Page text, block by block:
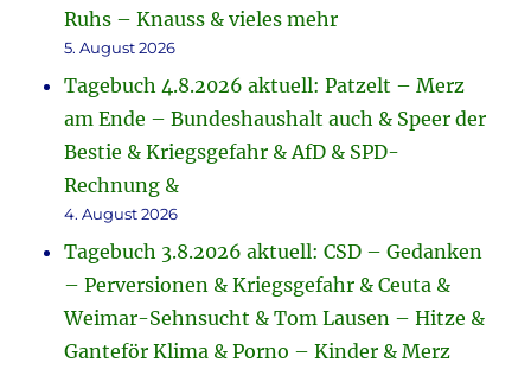
Ruhs – Knauss & vieles mehr
5. August 2026
Tagebuch 4.8.2026 aktuell: Patzelt – Merz
am Ende – Bundeshaushalt auch & Speer der
Bestie & Kriegsgefahr & AfD & SPD-
Rechnung &
4. August 2026
Tagebuch 3.8.2026 aktuell: CSD – Gedanken
– Perversionen & Kriegsgefahr & Ceuta &
Weimar-Sehnsucht & Tom Lausen – Hitze &
Ganteför Klima & Porno – Kinder & Merz